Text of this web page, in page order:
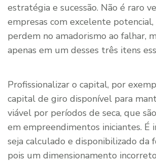
estratégia e sucessão. Não é raro
empresas com excelente potencial,
perdem no amadorismo ao falhar,
apenas em um desses três itens
Profissionalizar o capital, por
capital de giro disponível para
viável por períodos de seca, que
em empreendimentos iniciantes. É
seja calculado e disponibilizado da
pois um dimensionamento